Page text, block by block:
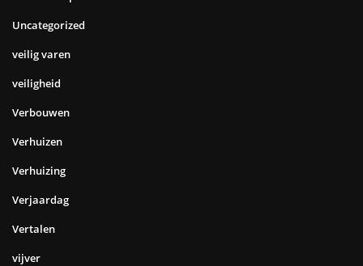
Uncategorized
veilig varen
veiligheid
Verbouwen
Verhuizen
Verhuizing
Verjaardag
Vertalen
vijver